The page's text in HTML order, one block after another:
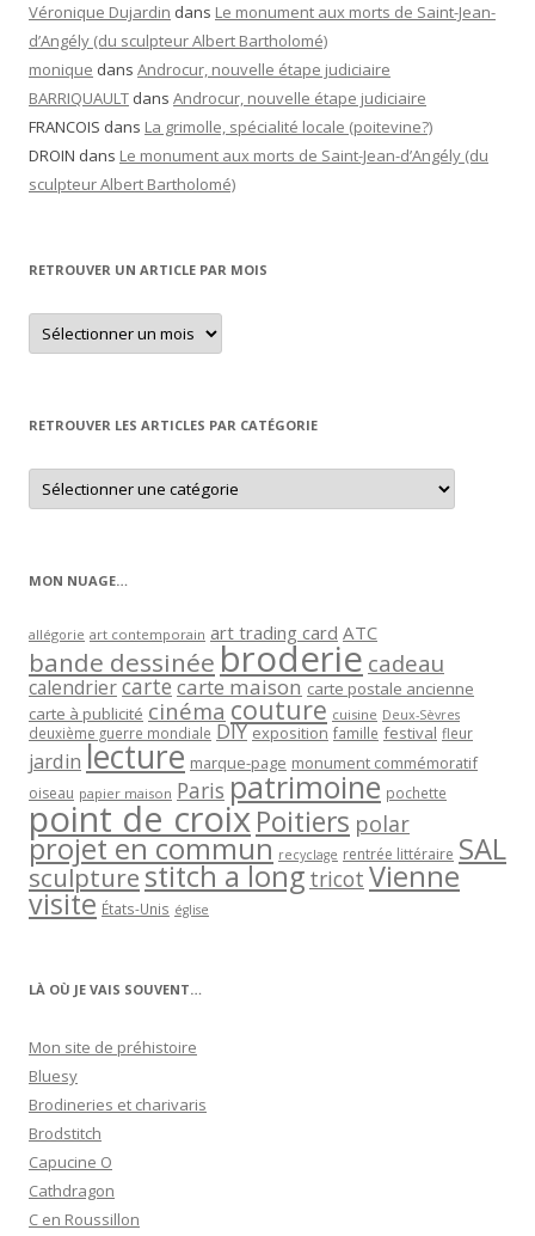
Véronique Dujardin dans Le monument aux morts de Saint-Jean-
d’Angély (du sculpteur Albert Bartholomé)
monique dans Androcur, nouvelle étape judiciaire
BARRIQUAULT dans Androcur, nouvelle étape judiciaire
FRANCOIS dans La grimolle, spécialité locale (poitevine?)
DROIN dans Le monument aux morts de Saint-Jean-d’Angély (du
sculpteur Albert Bartholomé)
RETROUVER UN ARTICLE PAR MOIS
Retrouver
un
article
RETROUVER LES ARTICLES PAR CATÉGORIE
Retrouver
les
articles
MON NUAGE…
allégorie art contemporain art trading card ATC
bande dessinée broderie cadeau
calendriercartecarte maison carte postale ancienne
carte à publicité cinéma couture cuisine Deux-Sèvres
deuxième guerre mondiale DIY exposition famille festival fleur
jardin lecture marque-page monument commémoratif
oiseau papier maison Paris patrimoine pochette
point de croixPoitiers polar
projet en commun recyclage rentrée littéraire SAL
sculpturestitch a long tricot Vienne
visite États-Unis église
LÀ OÙ JE VAIS SOUVENT…
Mon site de préhistoire
Bluesy
Brodineries et charivaris
Brodstitch
Capucine O
Cathdragon
C en Roussillon